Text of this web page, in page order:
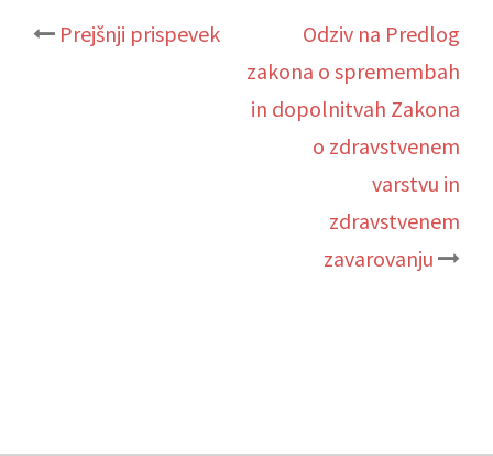
Post
navigation
Prejšnji prispevek
Odziv na Predlog
zakona o spremembah
in dopolnitvah Zakona
o zdravstvenem
varstvu in
zdravstvenem
zavarovanju